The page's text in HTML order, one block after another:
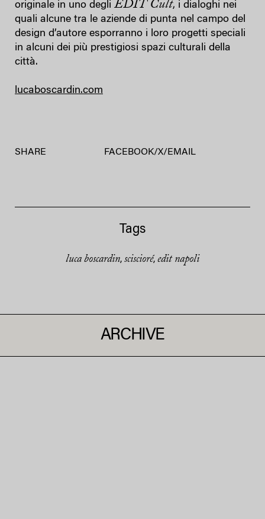
originale in uno degli EDIT Cult, i dialoghi nei
quali alcune tra le aziende di punta nel campo del
design d’autore esporranno i loro progetti speciali
in alcuni dei più prestigiosi spazi culturali della
città.
lucaboscardin.com
SHARE FACEBOOK/X/ EMAIL
Tags
luca boscardin, sciscioré, edit napoli
ARCHIVE